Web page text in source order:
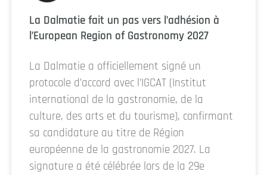
La Dalmatie fait un pas vers l’adhésion à
l’European Region of Gastronomy 2027
La Dalmatie a officiellement signé un
protocole d’accord avec l’IGCAT (Institut
international de la gastronomie, de la
culture, des arts et du tourisme), confirmant
sa candidature au titre de Région
européenne de la gastronomie 2027. La
signature a été célébrée lors de la 29e